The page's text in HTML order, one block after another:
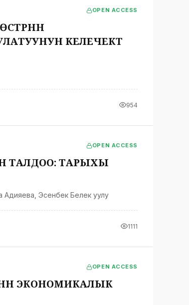
OPEN ACCESS
КЕЛЕЧЕКТҮҮ
954
OPEN ACCESS
ТАЛДОО: ТАРЫХЫ
Адияева Эсенбек Белек уулу
1111
OPEN ACCESS
ЭКОНОМИКАЛЫК